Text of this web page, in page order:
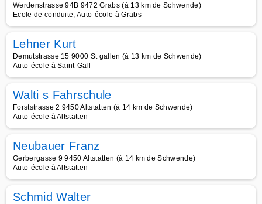
Werdenstrasse 94B 9472 Grabs (à 13 km de Schwende)
Ecole de conduite, Auto-école à Grabs
Lehner Kurt
Demutstrasse 15 9000 St gallen (à 13 km de Schwende)
Auto-école à Saint-Gall
Walti s Fahrschule
Forststrasse 2 9450 Altstatten (à 14 km de Schwende)
Auto-école à Altstätten
Neubauer Franz
Gerbergasse 9 9450 Altstatten (à 14 km de Schwende)
Auto-école à Altstätten
Schmid Walter